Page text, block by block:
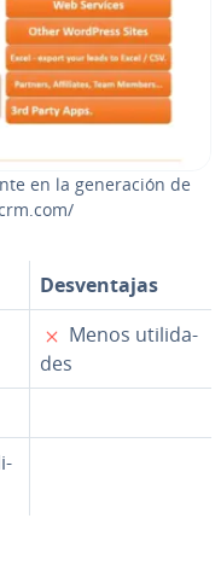
en la ge­ne­ra­ción de
De­s­ve­n­ta­jas
✗
Menos uti­li­da­
des